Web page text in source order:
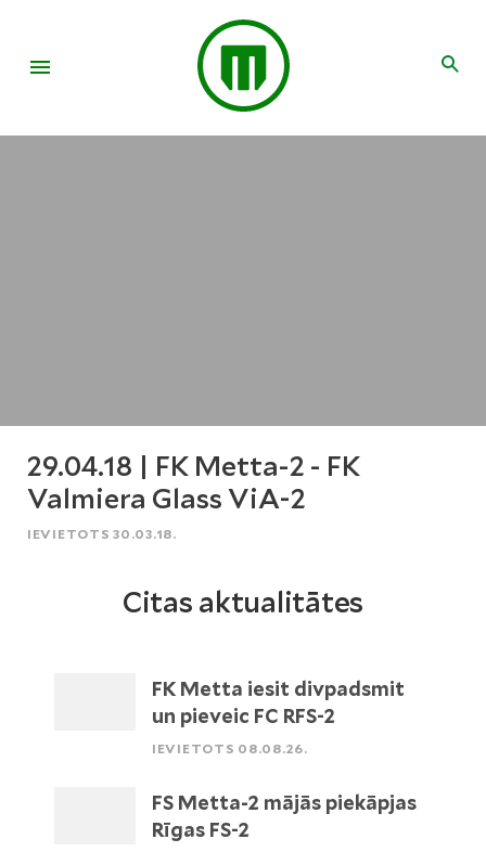
29.04.18 | FK Metta-2 - FK
Valmiera Glass ViA-2
IEVIETOTS 30.03.18.
Citas aktualitātes
FK Metta iesit divpadsmit
un pieveic FC RFS-2
IEVIETOTS 08.08.26.
FS Metta-2 mājās piekāpjas
Rīgas FS-2